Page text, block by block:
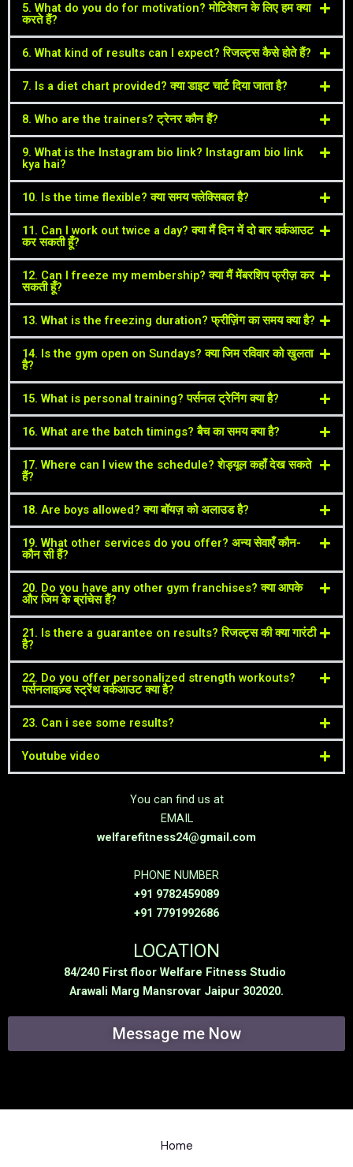
5. What do you do for motivation? मोटिवेशन के लिए हम क्या
करते हैं?
6. What kind of results can I expect? रिजल्ट्स कैसे होते हैं?
7. Is a diet chart provided? क्या डाइट चार्ट दिया जाता है?
8. Who are the trainers? ट्रेनर कौन हैं?
9. What is the Instagram bio link? Instagram bio link
kya hai?
10. Is the time flexible? क्या समय फ्लेक्सिबल है?
11. Can I work out twice a day? क्या मैं दिन में दो बार वर्कआउट
कर सकती हूँ?
12. Can I freeze my membership? क्या मैं मेंबरशिप फ्रीज़ कर
सकती हूँ?
13. What is the freezing duration? फ्रीज़िंग का समय क्या है?
14. Is the gym open on Sundays? क्या जिम रविवार को खुलता
है?
15. What is personal training? पर्सनल ट्रेनिंग क्या है?
16. What are the batch timings? बैच का समय क्या है?
17. Where can I view the schedule? शेड्यूल कहाँ देख सकते
हैं?
18. Are boys allowed? क्या बॉयज़ को अलाउड है?
19. What other services do you offer? अन्य सेवाएँ कौन-
कौन सी हैं?
20. Do you have any other gym franchises? क्या आपके
और जिम के ब्रांचेस हैं?
21. Is there a guarantee on results? रिजल्ट्स की क्या गारंटी
है?
22. Do you offer personalized strength workouts?
पर्सनलाइज़्ड स्ट्रेंथ वर्कआउट क्या है?
23. Can i see some results?
Youtube video
You can find us at
EMAIL
welfarefitness24@gmail.com
PHONE NUMBER
+91 9782459089
+91 7791992686
LOCATION
84/240 First floor Welfare Fitness Studio
Arawali Marg Mansrovar Jaipur 302020.
Message me Now
Home